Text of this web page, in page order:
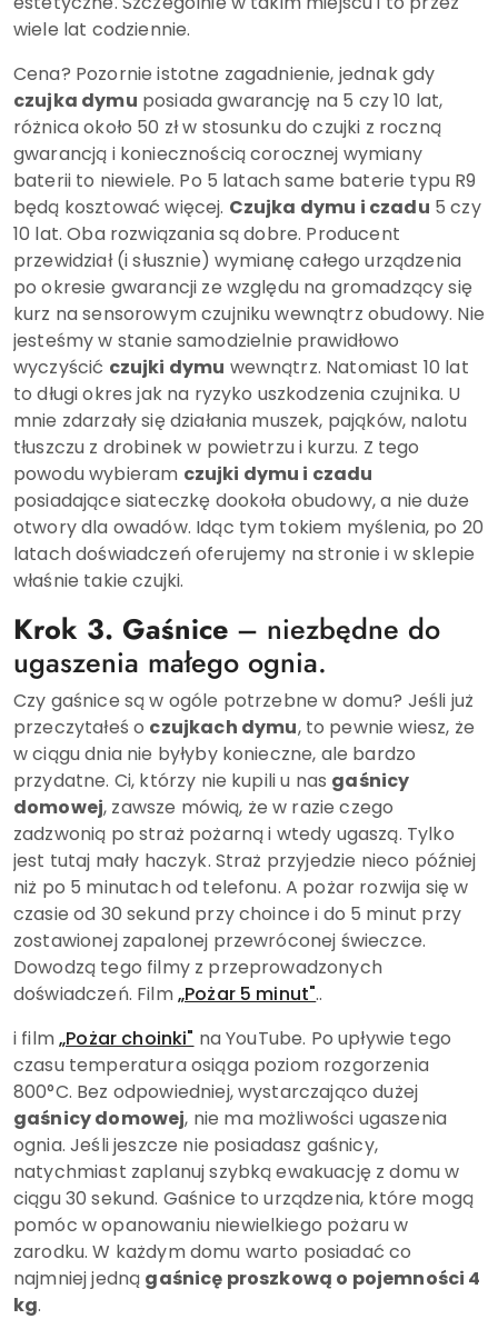
wiele lat codziennie.
Cena? Pozornie istotne zagadnienie, jednak gdy
czujka dymu posiada gwarancję na 5 czy 10 lat,
różnica około 50 zł w stosunku do czujki z roczną
gwarancją i koniecznością corocznej wymiany
baterii to niewiele. Po 5 latach same baterie typu R9
będą kosztować więcej. Czujka dymu i czadu 5 czy
10 lat. Oba rozwiązania są dobre. Producent
przewidział (i słusznie) wymianę całego urządzenia
po okresie gwarancji ze względu na gromadzący się
kurz na sensorowym czujniku wewnątrz obudowy. Nie
jesteśmy w stanie samodzielnie prawidłowo
wyczyścić czujki dymu wewnątrz. Natomiast 10 lat
to długi okres jak na ryzyko uszkodzenia czujnika. U
mnie zdarzały się działania muszek, pająków, nalotu
tłuszczu z drobinek w powietrzu i kurzu. Z tego
powodu wybieram czujki dymu i czadu
posiadające siateczkę dookoła obudowy, a nie duże
otwory dla owadów. Idąc tym tokiem myślenia, po 20
latach doświadczeń oferujemy na stronie i w sklepie
właśnie takie czujki.
Krok 3. Gaśnice – niezbędne do
ugaszenia małego ognia.
Czy gaśnice są w ogóle potrzebne w domu? Jeśli już
przeczytałeś o czujkach dymu, to pewnie wiesz, że
w ciągu dnia nie byłyby konieczne, ale bardzo
przydatne. Ci, którzy nie kupili u nas gaśnicy
domowej, zawsze mówią, że w razie czego
zadzwonią po straż pożarną i wtedy ugaszą. Tylko
jest tutaj mały haczyk. Straż przyjedzie nieco później
niż po 5 minutach od telefonu. A pożar rozwija się w
czasie od 30 sekund przy choince i do 5 minut przy
zostawionej zapalonej przewróconej świeczce.
Dowodzą tego filmy z przeprowadzonych
doświadczeń. Film„Pożar 5 minut"..
i film„Pożar choinki" na YouTube. Po upływie tego
czasu temperatura osiąga poziom rozgorzenia
800°C. Bez odpowiedniej, wystarczająco dużej
gaśnicy domowej, nie ma możliwości ugaszenia
ognia. Jeśli jeszcze nie posiadasz gaśnicy,
natychmiast zaplanuj szybką ewakuację z domu w
ciągu 30 sekund. Gaśnice to urządzenia, które mogą
pomóc w opanowaniu niewielkiego pożaru w
zarodku. W każdym domu warto posiadać co
najmniej jedną gaśnicę proszkową o pojemności 4
kg.